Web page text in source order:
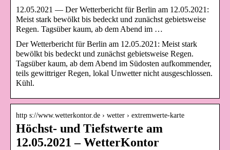
12.05.2021 — Der Wetterbericht für Berlin am 12.05.2021:
Meist stark bewölkt bis bedeckt und zunächst gebietsweise
Regen. Tagsüber kaum, ab dem Abend im …
Der Wetterbericht für Berlin am 12.05.2021: Meist stark
bewölkt bis bedeckt und zunächst gebietsweise Regen.
Tagsüber kaum, ab dem Abend im Südosten aufkommender,
teils gewittriger Regen, lokal Unwetter nicht ausgeschlossen.
Kühl.
http s://www.wetterkontor.de › wetter › extremwerte-karte
Höchst- und Tiefstwerte am
12.05.2021 – WetterKontor